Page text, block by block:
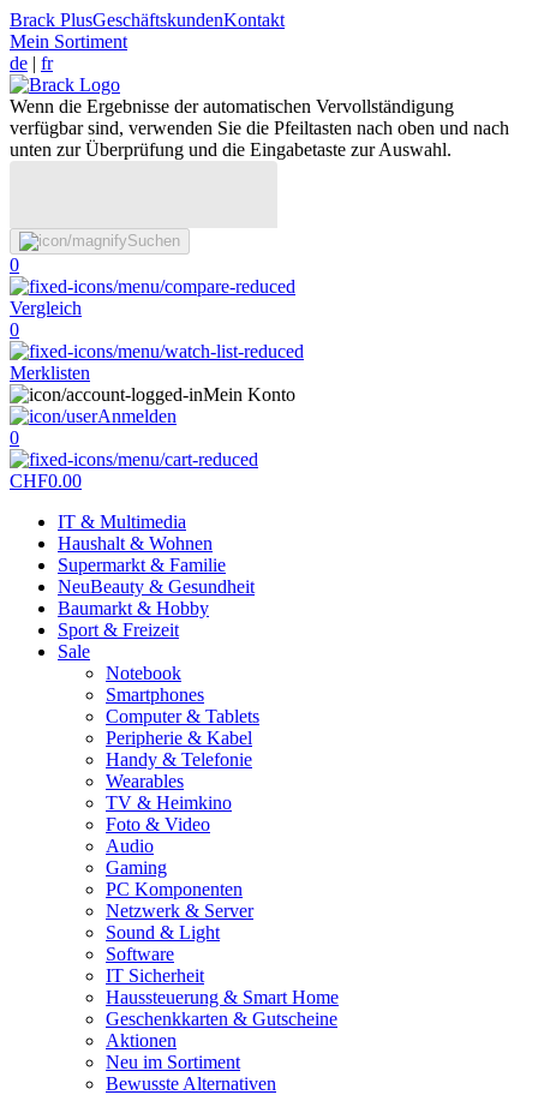
Brack PlusGeschäftskundenKontakt
Mein Sortiment
de | fr
Wenn die Ergebnisse der automatischen Vervollständigung
verfügbar sind, verwenden Sie die Pfeiltasten nach oben und nach
unten zur Überprüfung und die Eingabetaste zur Auswahl.
Suchen
0
Vergleich
0
Merklisten
Mein Konto
Anmelden
0
CHF0.00
IT & Multimedia
Haushalt & Wohnen
Supermarkt & Familie
NeuBeauty & Gesundheit
Baumarkt & Hobby
Sport & Freizeit
Sale
Notebook
Smartphones
Computer & Tablets
Peripherie & Kabel
Handy & Telefonie
Wearables
TV & Heimkino
Foto & Video
Audio
Gaming
PC Komponenten
Netzwerk & Server
Sound & Light
Software
IT Sicherheit
Haussteuerung & Smart Home
Geschenkkarten & Gutscheine
Aktionen
Neu im Sortiment
Bewusste Alternativen